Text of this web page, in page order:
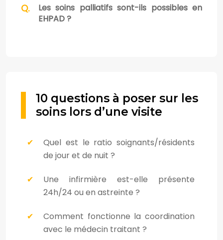
Les soins palliatifs sont-ils possibles en
EHPAD ?
10 questions à poser sur les
soins lors d’une visite
Quel est le ratio soignants/résidents
de jour et de nuit ?
Une infirmière est-elle présente
24h/24 ou en astreinte ?
Comment fonctionne la coordination
avec le médecin traitant ?